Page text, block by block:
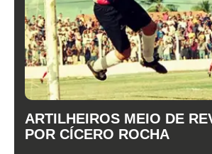
ARTILHEIROS MEIO DE
POR CÍCERO ROCHA